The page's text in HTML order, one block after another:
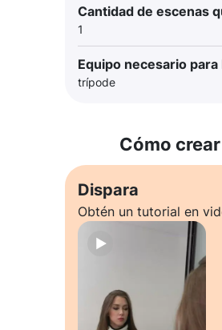
Cantidad de escenas
1
Equipo necesario para
trípode
Cómo
Dispara
Obtén un tutorial en